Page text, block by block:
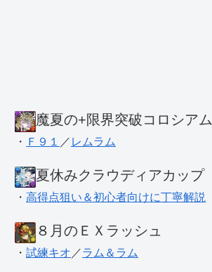
魔夏の+限界突破コロシアム
・ Ｆ９１ ／ レムラム
夏休みクラウディアカップ
・ 高得点狙い＆初心者向けに丁寧解説
８月のＥＸラッシュ
・ 試練キオ ／ラム＆ラム